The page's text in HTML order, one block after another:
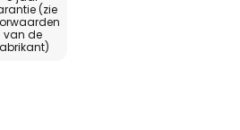
(zie
van de